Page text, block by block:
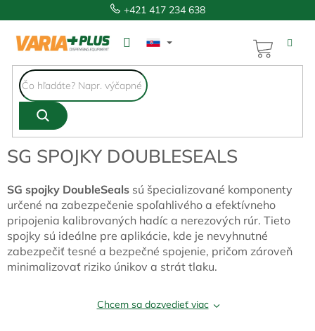
na
obsah
+421 417 234 638
KOŠÍK
SG SPOJKY DOUBLESEALS
SG spojky DoubleSeals sú špecializované komponenty
určené na zabezpečenie spoľahlivého a efektívneho
pripojenia kalibrovaných hadíc a nerezových rúr. Tieto
spojky sú ideálne pre aplikácie, kde je nevyhnutné
zabezpečiť tesné a bezpečné spojenie, pričom zároveň
minimalizovať riziko únikov a strát tlaku.
Chcem sa dozvedieť viac